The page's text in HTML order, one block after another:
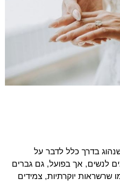
בדרך כלל לדבר על
לנשים, אך בפועל, גם גברים
שרשראות יוקרתיות, צמידים